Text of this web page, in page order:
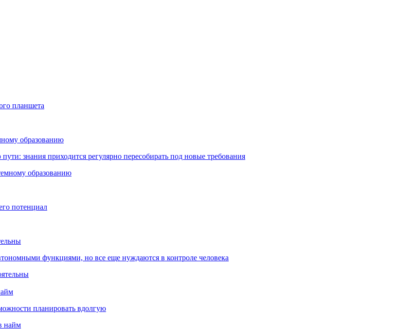
планшета
образованию
знания приходится регулярно пересобирать под новые требования
потенциал
функциями, но все еще нуждаются в контроле человека
планировать вдолгую